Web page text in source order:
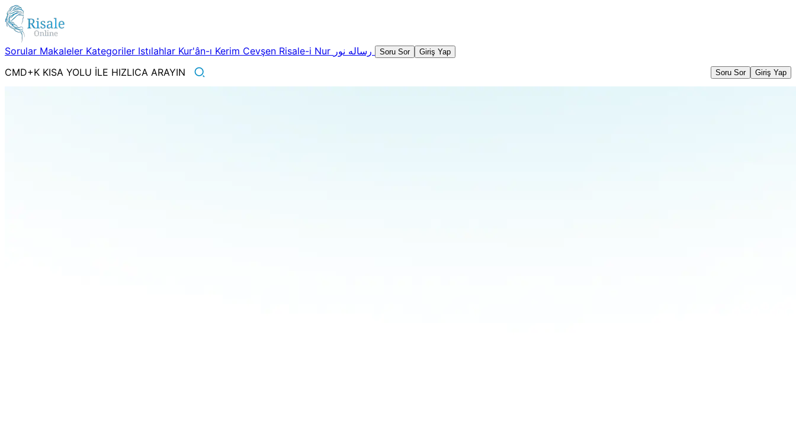
Sorular Makaleler Kategoriler Istılahlar Kur'ân-ı Kerim Cevşen Risale-i Nur Soru Sor Giriş Yap
CMD+K KISA YOLU İLE HIZLICA ARAYIN Soru Sor Giriş Yap